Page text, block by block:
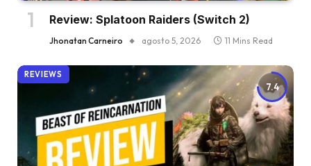
Review: Splatoon Raiders (Switch 2)
Jhonatan Carneiro agosto 5, 2026 11 Mins Read
7.4
REVIEWS